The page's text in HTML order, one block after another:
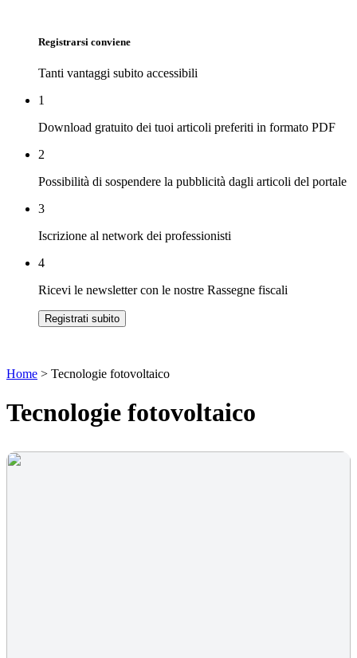
Registrarsi conviene
Tanti vantaggi subito accessibili
1
Download gratuito dei tuoi articoli preferiti in formato PDF
2
Possibilità di sospendere la pubblicità dagli articoli del portale
3
Iscrizione al network dei professionisti
4
Ricevi le newsletter con le nostre Rassegne fiscali
Registrati subito
Home > Tecnologie fotovoltaico
Tecnologie fotovoltaico